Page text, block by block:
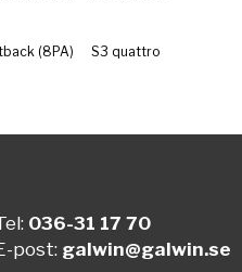
(8PA) S3 quattro
036-31 17 70
post: galwin@galwin.se